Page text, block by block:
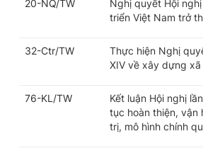
20-NQ/TW
Nghị quyết Hội
triển Việt Nam trở
32-Ctr/TW
Thực hiện Nghị
XIV về xây dựng
76-KL/TW
Kết luận Hội nghị
tục hoàn thiện, vận
trị, mô hình chính